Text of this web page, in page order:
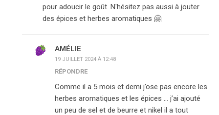
pour adoucir le goût. N'hésitez pas aussi à jouter
des épices et herbes aromatiques 🤗
AMÉLIE
19 JUILLET 2024 À 12:48
RÉPONDRE
Comme il a 5 mois et demi j’ose pas encore les
herbes aromatiques et les épices … j’ai ajouté
un peu de sel et de beurre et nikel il a tout